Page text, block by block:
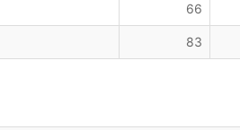
66
83